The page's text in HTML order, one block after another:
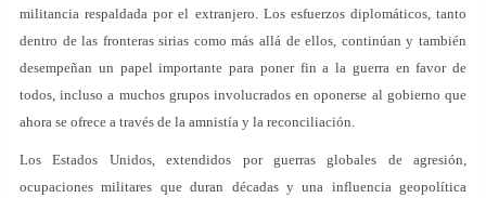
militancia respaldada por el extranjero. Los esfuerzos diplomáticos, tanto
dentro de las fronteras sirias como más allá de ellos, continúan y también
desempeñan un papel importante para poner fin a la guerra en favor de
todos, incluso a muchos grupos involucrados en oponerse al gobierno que
ahora se ofrece a través de la amnistía y la reconciliación.
Los Estados Unidos, extendidos por guerras globales de agresión,
ocupaciones militares que duran décadas y una influencia geopolítica